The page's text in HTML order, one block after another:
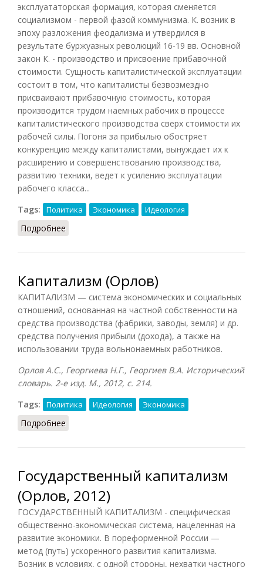
эксплуататорская формация, которая сменяется
социализмом - первой фазой коммунизма. К. возник в
эпоху разложения феодализма и утвердился в
результате буржуазных революций 16-19 вв. Основной
закон К. - производство и присвоение прибавочной
стоимости. Сущность капиталистической эксплуатации
состоит в том, что капиталисты безвозмездно
присваивают прибавочную стоимость, которая
производится трудом наемных рабочих в процессе
капиталистического производства сверх стоимости их
рабочей силы. Погоня за прибылью обостряет
конкуренцию между капиталистами, вынуждает их к
расширению и совершенствованию производства,
развитию техники, ведет к усилению эксплуатации
рабочего класса...
Tags:
Политика Экономика Идеология
Подробнее
Капитализм (Орлов)
КАПИТАЛИЗМ — система экономических и социальных
отношений, основанная на частной собственности на
средства производства (фабрики, заводы, земля) и др.
средства получения прибыли (дохода), а также на
использовании труда вольнонаемных работников.
Орлов А.С., Георгиева Н.Г., Георгиев В.А. Исторический
словарь. 2-е изд. М., 2012, с. 214.
Tags:
Политика Идеология Экономика
Подробнее
Государственный капитализм
(Орлов, 2012)
ГОСУДАРСТВЕННЫЙ КАПИТАЛИЗМ - специфическая
общественно-экономическая система, нацеленная на
развитие экономики. В пореформенной России —
метод (путь) ускоренного развития капитализма.
Возник в условиях, с одной стороны, нехватки частного